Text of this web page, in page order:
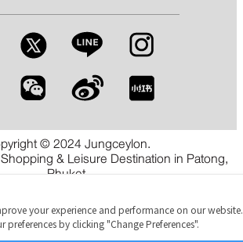
© 2024 Jungceylon.
& Leisure Destination in Patong,
Phuket.
your experience and performance on our website.
preferences by clicking "Change Preferences".